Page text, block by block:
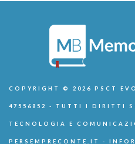
COPYRIGHT © 2026 PSCT
47556852 - TUTTI I DIRITTI
TECNOLOGIA E
PERSEMPRECONTE.IT -